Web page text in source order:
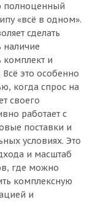
полноценный
«всё в одном».
сделать
наличие
и
это особенно
когда спрос на
своего
работает с
поставки и
условиях. Это
и масштаб
где можно
комплексную
и